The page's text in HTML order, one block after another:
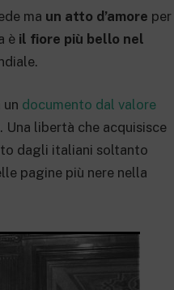
ma un atto d’amore per
è il fiore più bello nel
documento dal valore
. Una libertà che acquisisce
dagli italiani soltanto
pagine più nere nella